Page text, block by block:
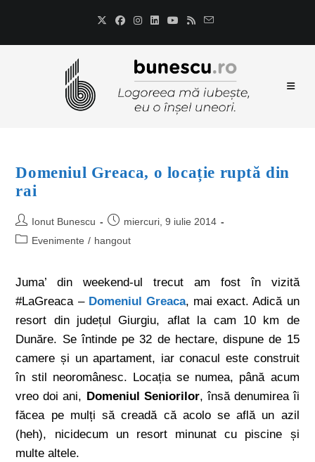
Domeniul Greaca, o locație ruptă din
rai
Ionut Bunescu
miercuri, 9 iulie 2014
Evenimente / hangout
Juma’ din weekend-ul trecut am fost în vizită
#LaGreaca – Domeniul Greaca, mai exact. Adică un
resort din județul Giurgiu, aflat la cam 10 km de
Dunăre. Se întinde pe 32 de hectare, dispune de 15
camere și un apartament, iar conacul este construit
în stil neoromânesc. Locația se numea, până acum
vreo doi ani, Domeniul Seniorilor, însă denumirea îi
făcea pe mulți să creadă că acolo se află un azil
(heh), nicidecum un resort minunat cu piscine și
multe altele.